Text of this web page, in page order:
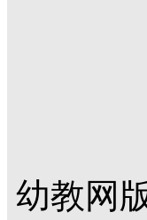
幼教网